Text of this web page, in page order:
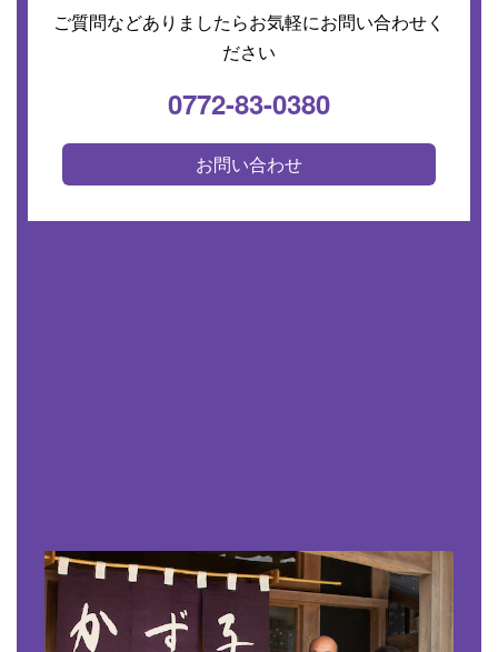
ご質問などありましたらお気軽にお問い合わせく
ださい
0772-83-0380
お問い合わせ